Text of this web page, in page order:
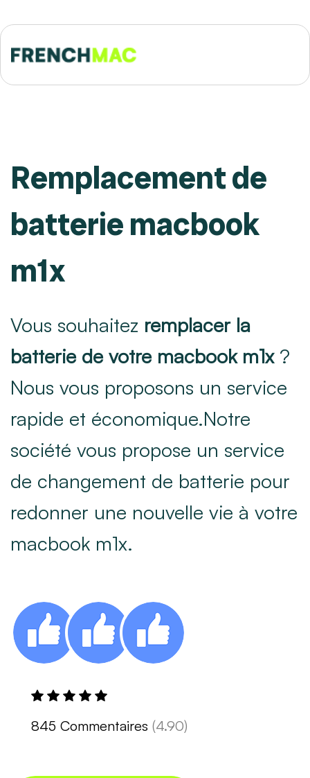
Remplacement de
batterie macbook
m1x
Vous souhaitez remplacer la
batterie de votre macbook m1x?
Nous vous proposons un service
rapide et économique.Notre
société vous propose un service
de changement de batterie pour
redonner une nouvelle vie à votre
macbook m1x.
845 Commentaires (4.90)